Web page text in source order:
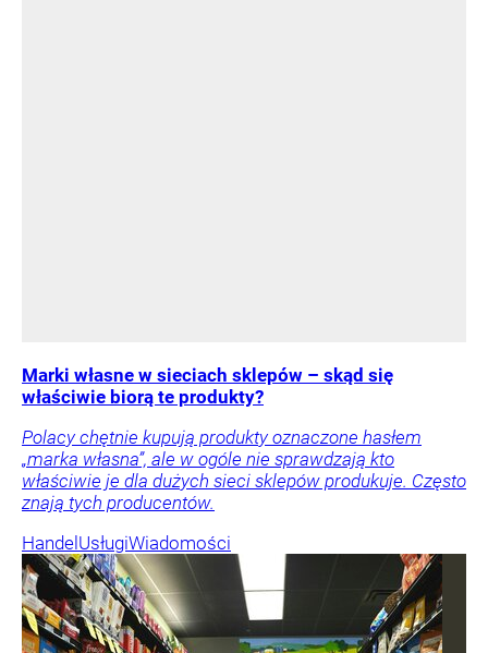
Marki własne w sieciach sklepów – skąd się
właściwie biorą te produkty?
Polacy chętnie kupują produkty oznaczone hasłem
„marka własna”, ale w ogóle nie sprawdzają kto
właściwie je dla dużych sieci sklepów produkuje. Często
znają tych producentów.
Handel UsługiWiadomości